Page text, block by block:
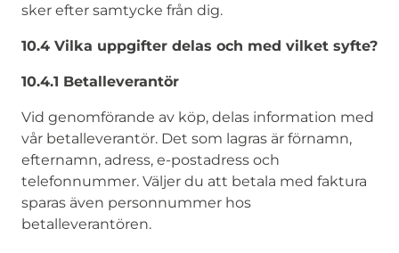
sker efter samtycke från dig.
10.4 Vilka uppgifter delas och med vilket syfte?
10.4.1 Betalleverantör
Vid genomförande av köp, delas information med
vår betalleverantör. Det som lagras är förnamn,
efternamn, adress, e-postadress och
telefonnummer. Väljer du att betala med faktura
sparas även personnummer hos
betalleverantören.